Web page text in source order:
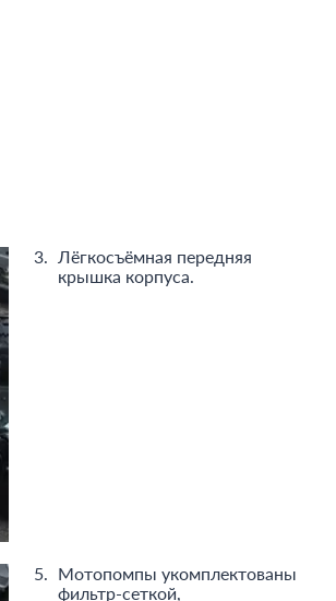
Лёгкосъёмная передняя
крышка корпуса.
Мотопомпы укомплектованы
фильтр-сеткой,